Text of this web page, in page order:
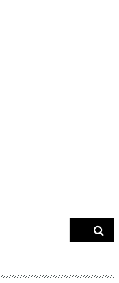
Search
for: